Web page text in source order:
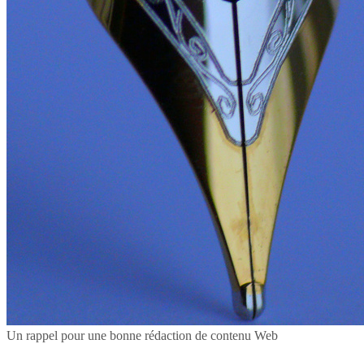
Un rappel pour une bonne rédaction de contenu Web